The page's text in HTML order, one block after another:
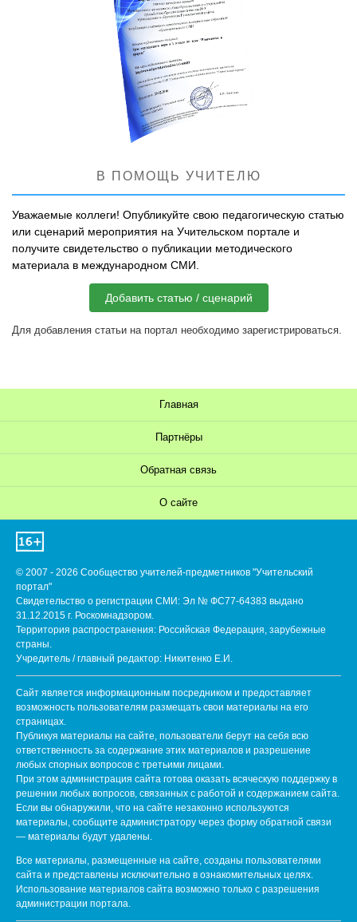
В ПОМОЩЬ УЧИТЕЛЮ
Уважаемые коллеги! Опубликуйте свою педагогическую статью
или сценарий мероприятия на Учительском портале и
получите свидетельство о публикации методического
материала в международном СМИ.
Добавить статью / сценарий
Для добавления статьи на портал необходимо зарегистрироваться.
Главная
Партнёры
Обратная связь
О сайте
© 2007 - 2026 Сообщество учителей-предметников "Учительский
портал"
Свидетельство о регистрации СМИ: Эл № ФС77-64383 выдано
31.12.2015 г. Роскомнадзором.
Территория распространения: Российская Федерация, зарубежные
страны.
Учредитель / главный редактор: Никитенко Е.И.
Сайт является информационным посредником и предоставляет
возможность пользователям размещать свои материалы на его
страницах.
Публикуя материалы на сайте, пользователи берут на себя всю
ответственность за содержание этих материалов и разрешение
любых спорных вопросов с третьими лицами.
При этом администрация сайта готова оказать всяческую поддержку в
решении любых вопросов, связанных с работой и содержанием сайта.
Если вы обнаружили, что на сайте незаконно используются
материалы, сообщите администратору через форму обратной связи
— материалы будут удалены.
Все материалы, размещенные на сайте, созданы пользователями
сайта и представлены исключительно в ознакомительных целях.
Использование материалов сайта возможно только с разрешения
администрации портала.